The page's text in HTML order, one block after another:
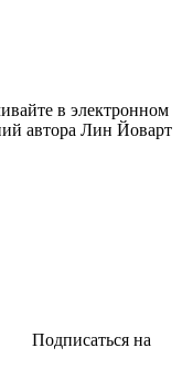
в электронном
автора Лин Йоварт
Подписаться на